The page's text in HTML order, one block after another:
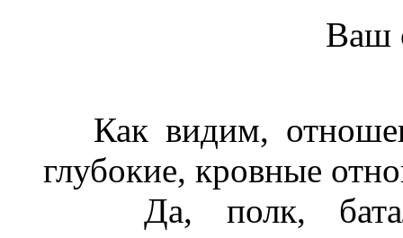
Ваш
Как видим,
глубокие, кровные
Да, полк,